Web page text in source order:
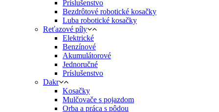
Príslušenstvo
Bezdrôtové robotické kosačky
Luba robotické kosačky
Reťazové píly
Elektrické
Benzínové
Akumulátorové
Jednoručné
Príslušenstvo
Dakr
Kosačky
Mulčovače s pojazdom
Orba a práca s pôdou